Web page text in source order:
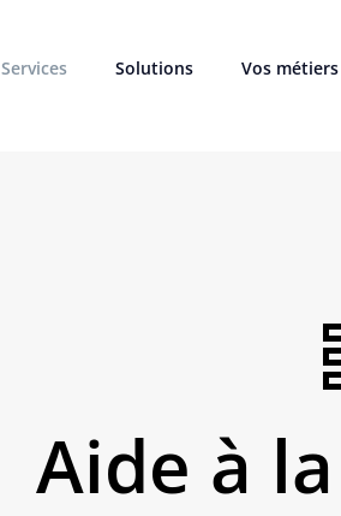
Services Solutions Vos métiers
Aide à